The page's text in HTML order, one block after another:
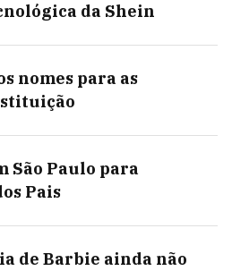
da Shein
nomes para as
São Paulo para
Pais
de Barbie ainda não